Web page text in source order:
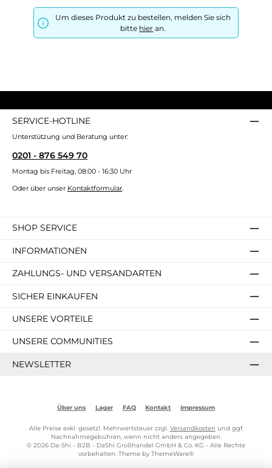
Um dieses Produkt zu bestellen, melden Sie sich
bitte hier an.
SERVICE-HOTLINE
Unterstützung und Beratung unter:
0201 - 876 549 70
Montag bis Freitag, 08:00 - 16:30 Uhr
Oder über unser Kontaktformular.
SHOP SERVICE
INFORMATIONEN
ZAHLUNGS- UND VERSANDARTEN
SICHER EINKAUFEN
UNSERE VORTEILE
UNSERE COMMUNITIES
NEWSLETTER
Über uns Lager FAQ Kontakt Impressum
Alle Preise exkl. gesetzl. Mehrwertsteuer zzgl. Versandkosten und ggf.
Nachnahmegebühren, wenn nicht anders angegeben.
© 2026 Da-Shi - B2B - DaShi Großhandel GmbH & Co. KG - Alle Rechte
vorbehalten. Theme by ThemeWare®